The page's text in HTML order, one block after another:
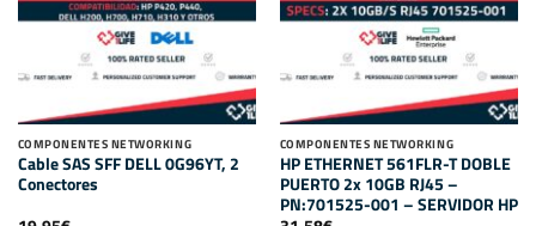
COMPONENTES NETWORKING
Cable SAS SFF DELL 0G96YT, 2
Conectores
COMPONENTES NETWORKING
HP ETHERNET 561FLR-T DOBLE
PUERTO 2x 10GB RJ45 –
PN:701525-001 – SERVIDOR HP